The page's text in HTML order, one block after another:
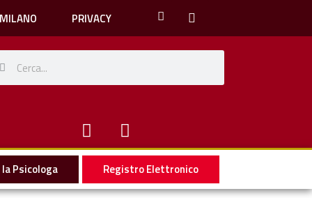
PRIVACY
la Psicologa Registro Elettronico